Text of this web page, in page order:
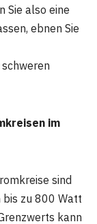
Sie also eine
ebnen Sie
im
sind
zu 800 Watt
kann